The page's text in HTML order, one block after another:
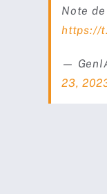
Note
https://
—
23,